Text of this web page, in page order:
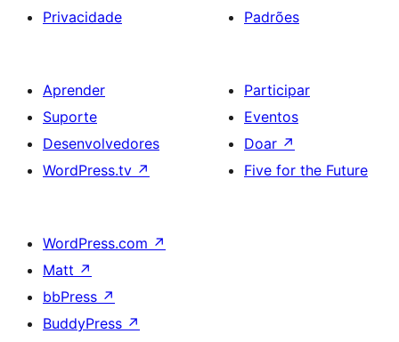
Privacidade
Padrões
Aprender
Suporte
Desenvolvedores
WordPress.tv ↗
Participar
Eventos
Doar ↗
Five for the Future
WordPress.com ↗
Matt ↗
bbPress ↗
BuddyPress ↗